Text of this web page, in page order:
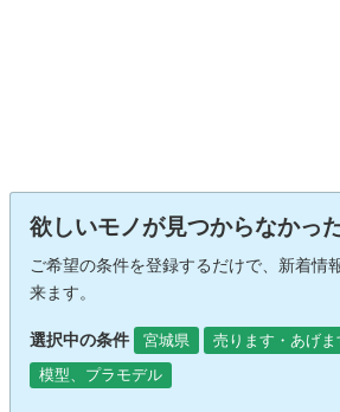
欲しいモノが見つからなかっ
ご希望の条件を登録するだけで、新着情
来ます。
選択中の条件 宮城県 売ります・あげま
模型、プラモデル